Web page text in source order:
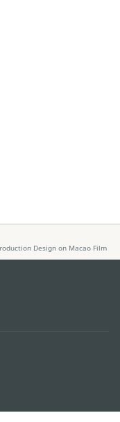
Design on Macao Film